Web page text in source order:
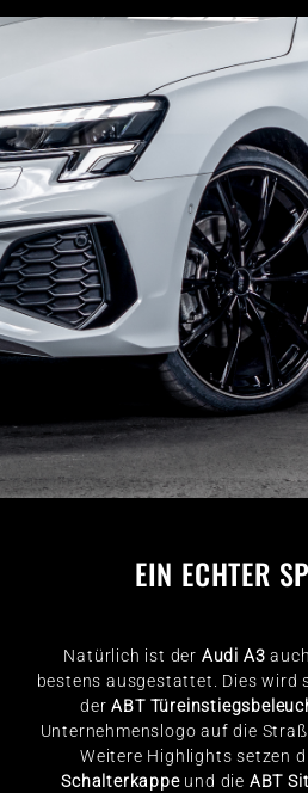
EIN ECHTER
Natürlich ist der Audi A3
bestens ausgestattet. Dies wird
derABT
Unternehmenslogo auf die
Weitere Highlights setzen
Schalterkappeund die ABT